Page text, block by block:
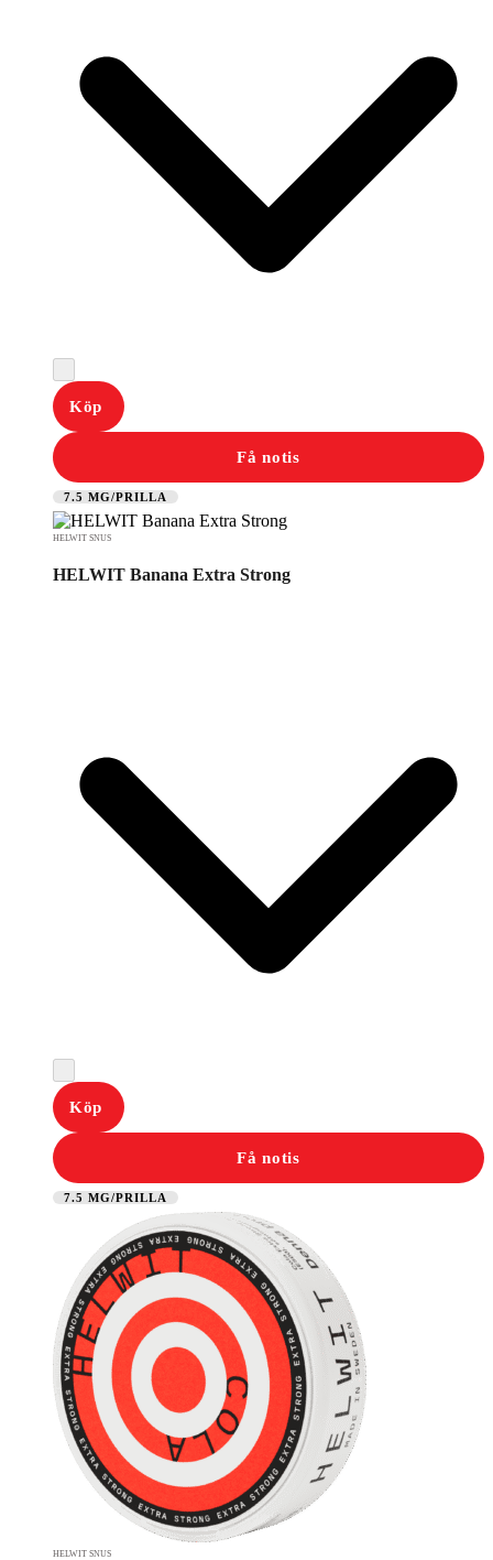
Köp
Få notis
7.5 MG/PRILLA
HELWIT SNUS
HELWIT Banana Extra Strong
Köp
Få notis
7.5 MG/PRILLA
HELWIT SNUS